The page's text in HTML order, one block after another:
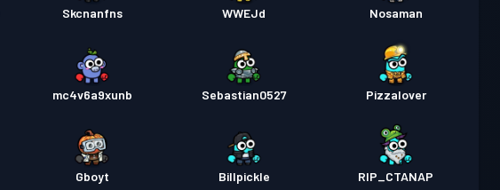
Skcnanfns WWEJd Nosaman
mc4v6a9xunb Sebastian0527 Pizzalover
Gboyt Billpickle RIP_CTANAP